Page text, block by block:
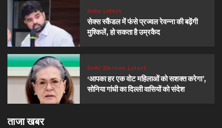
India Latest
सेक्स स्कैंडल में फंसे प्रज्वल रेवन्ना की बढ़ेंगी
मुश्किलें, हो सकता है उम्रकैद
Delhi Election Latest
‘आपका हर एक वोट महिलाओं को सशक्त करेगा’,
सोनिया गांधी का दिल्ली वासियों को संदेश
ताजा खबर